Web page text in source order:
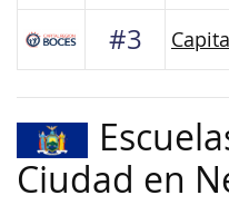
#3
Ciudad en